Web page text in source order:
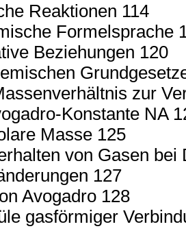
Reaktionen 114
Formelsprache
Beziehungen 120
zur
Konstante NA
Masse 125
von Gasen bei
127
Avogadro 128
gasförmiger